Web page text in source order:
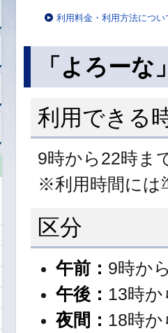
利用料金・利用方法につい
「よろー
利用できる
9時から22時ま
※利用時間には
区分
午前： 9時か
午後： 13時
夜間： 18時